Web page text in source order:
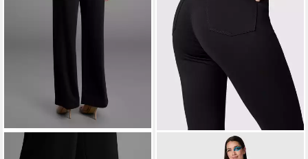
LAURA SCOTT